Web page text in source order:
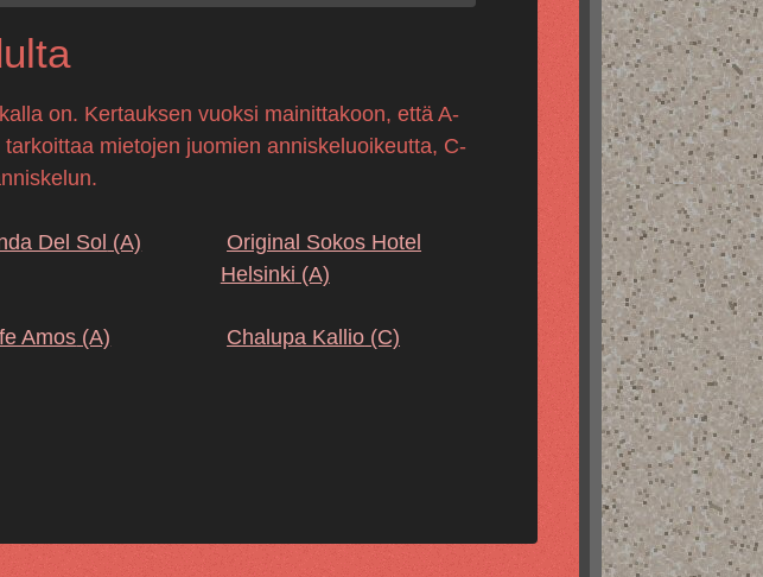
on. Kertauksen vuoksi mainittakoon, että A-
mietojen juomien anniskeluoikeutta, C-
Del Sol (A)
Original Sokos Hotel
Helsinki (A)
Amos (A) Chalupa Kallio (C)